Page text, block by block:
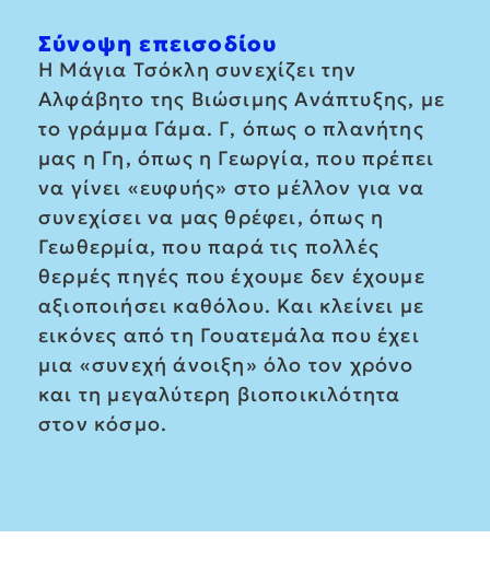
Σύνοψη επεισοδίου
Η Μάγια Τσόκλη συνεχίζει την
Αλφάβητο της Βιώσιμης Ανάπτυξης, με
το γράμμα Γάμα. Γ, όπως ο πλανήτης
μας η Γη, όπως η Γεωργία, που πρέπει
να γίνει «ευφυής» στο μέλλον για να
συνεχίσει να μας θρέφει, όπως η
Γεωθερμία, που παρά τις πολλές
θερμές πηγές που έχουμε δεν έχουμε
αξιοποιήσει καθόλου. Και κλείνει με
εικόνες από τη Γουατεμάλα που έχει
μια «συνεχή άνοιξη» όλο τον χρόνο
και τη μεγαλύτερη βιοποικιλότητα
στον κόσμο.